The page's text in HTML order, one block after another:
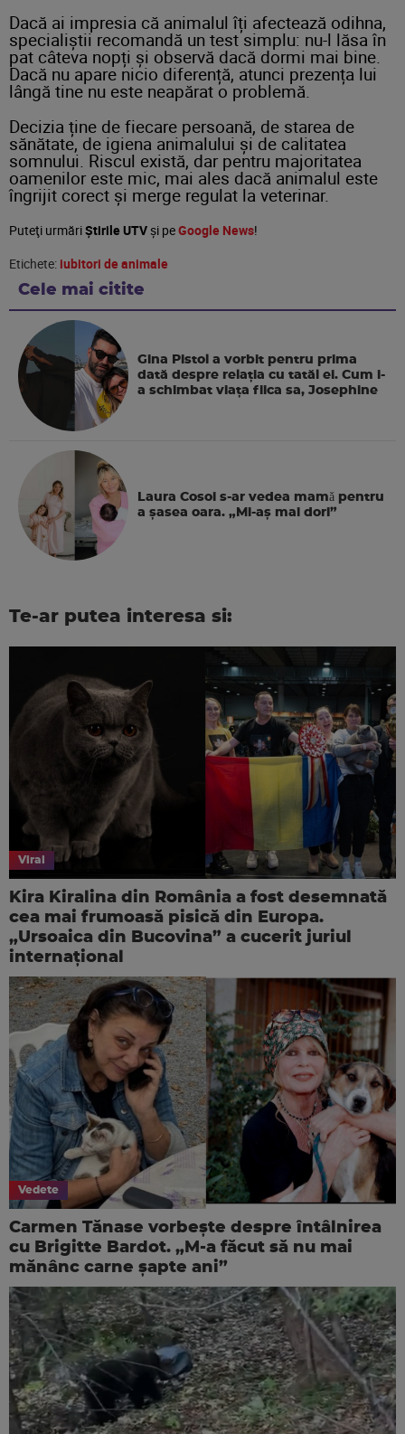
Dacă ai impresia că animalul îți afectează odihna,
specialiștii recomandă un test simplu: nu-l lăsa în
pat câteva nopți și observă dacă dormi mai bine.
Dacă nu apare nicio diferență, atunci prezența lui
lângă tine nu este neapărat o problemă.
Decizia ține de fiecare persoană, de starea de
sănătate, de igiena animalului și de calitatea
somnului. Riscul există, dar pentru majoritatea
oamenilor este mic, mai ales dacă animalul este
îngrijit corect și merge regulat la veterinar.
Puteţi urmăriȘtirile UTVşi peGoogle News!
Etichete: iubitori de animale
Cele mai citite
Gina Pistol a vorbit pentru prima
dată despre relația cu tatăl ei. Cum i-
a schimbat viața fiica sa, Josephine
Laura Cosoi s-ar vedea mamǎ pentru
a şasea oara. „Mi-aș mai dori”
Te-ar putea interesa si:
Viral
Kira Kiralina din România a fost desemnată
cea mai frumoasă pisică din Europa.
„Ursoaica din Bucovina” a cucerit juriul
internaţional
Vedete
Carmen Tănase vorbește despre întâlnirea
cu Brigitte Bardot. „M-a făcut să nu mai
mănânc carne șapte ani”